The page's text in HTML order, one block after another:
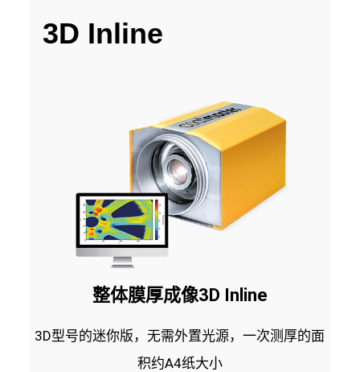
3D Inline
整体膜厚成像3D Inline
3D型号的迷你版，无需外置光源，一次测厚的面
积约A4纸大小